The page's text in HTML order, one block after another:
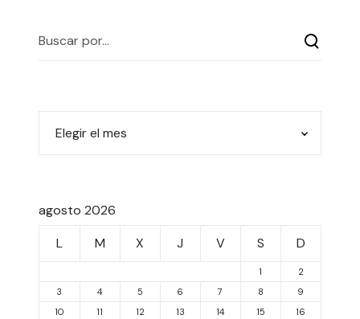
agosto 2026
L
M X J V S D
1
2
3
4 5 6 7 8
9
10
11 12 13 14 15
16